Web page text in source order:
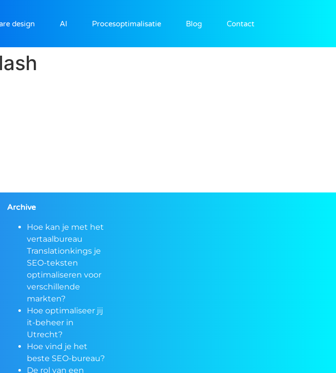
design AI Procesoptimalisatie Blog Contact
Archive
Hoe kan je met het
vertaalbureau
Translationkings je
SEO-teksten
optimaliseren voor
verschillende
markten?
Hoe optimaliseer jij
it-beheer in
Utrecht?
Hoe vind je het
beste SEO-bureau?
De rol van een